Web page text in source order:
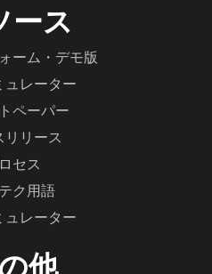
ース
ーム・デモ版
ュレーター
ペーパー
リリース
セス
ク用語
ュレーター